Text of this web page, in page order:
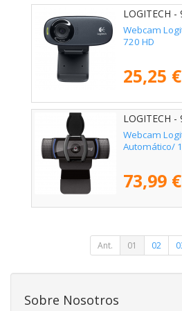
LOGITECH -
Webcam
720 HD
25,25 €
LOGITECH -
Webcam
Automático/
73,99 €
Ant. 01 02
Sobre Nosotros